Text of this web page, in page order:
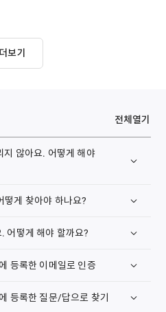
더보기
전체열기
지 않아요. 어떻게 해야
떻게 찾아야 하나요?
어떻게 해야 할까요?
등록한 이메일로 인증
메일로 인증]을 선택합니다.
등록한 질문/답으로 찾기